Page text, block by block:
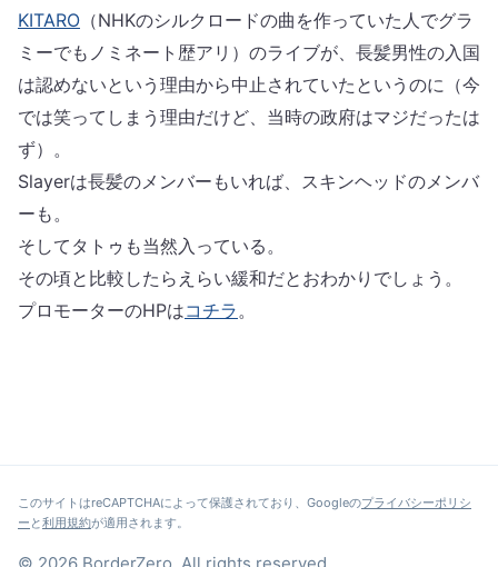
KITARO （NHKのシルクロードの曲を作っていた人でグラ
ミーでもノミネート歴アリ）のライブが、長髪男性の入国
は認めないという理由から中止されていたというのに（今
では笑ってしまう理由だけど、当時の政府はマジだったは
ず）。
Slayerは長髪のメンバーもいれば、スキンヘッドのメンバ
ーも。
そしてタトゥも当然入っている。
その頃と比較したらえらい緩和だとおわかりでしょう。
プロモーターのHPはコチラ 。
このサイトはreCAPTCHAによって保護されており、Googleのプライバシーポリシ
ー と利用規約が適用されます。
© 2026 BorderZero. All rights reserved.